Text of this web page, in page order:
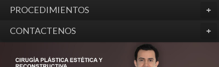
PROCEDIMIENTOS
CONTACTENOS